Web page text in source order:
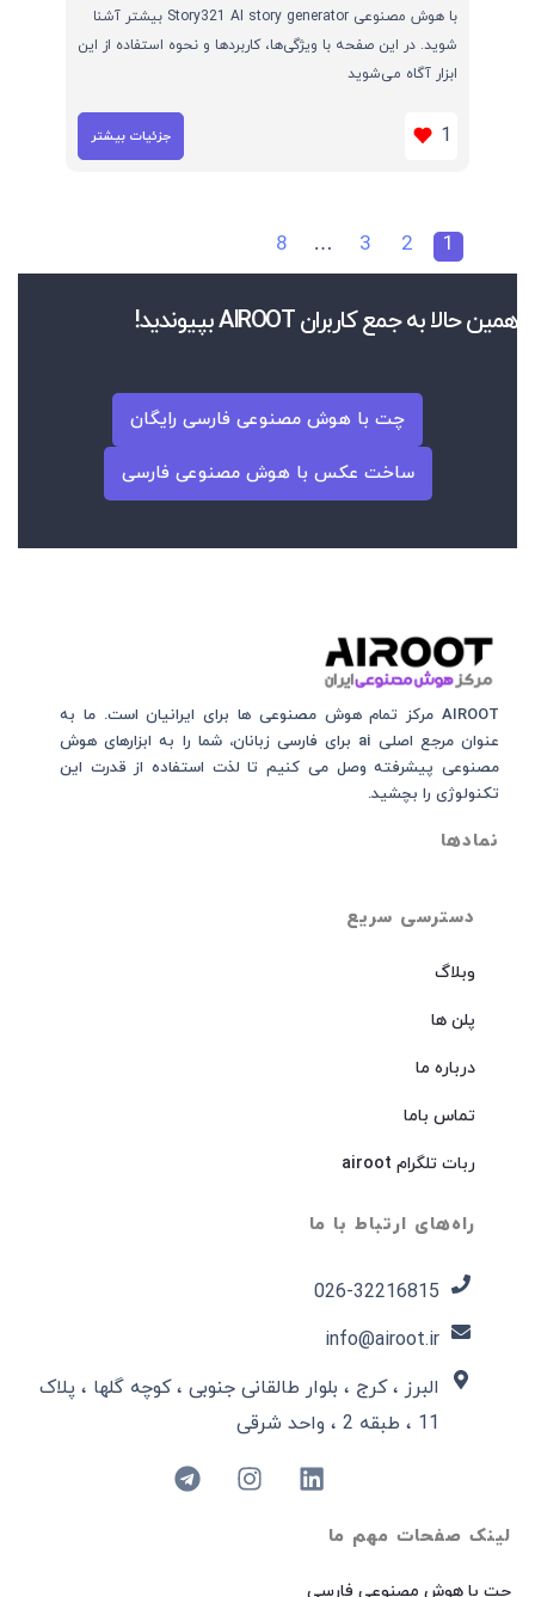
با هوش مصنوعی Story321 AI story generator بیشتر آشنا
شوید. در این صفحه با ویژگی‌ها، کاربردها و نحوه استفاده از این
ابزار آگاه می‌شوید
1 جزئیات بیشتر
1
2
3
…
8
همین حالا به جمع کاربران AIROOT بپیوندید!
چت با هوش مصنوعی فارسی رایگان
ساخت عکس با هوش مصنوعی فارسی
لینک صفحات مهم ما
چت با هوش مصنوعی فارسی
دسترسی سریع
وبلاگ
پلن ها
درباره ما
تماس باما
ربات تلگرام airoot
راه‌های ارتباط با ما
026-32216815​
info@airoot.ir
البرز ، کرج ، بلوار طالقانی جنوبی ، کوچه گلها ، پلاک
11 ، طبقه 2 ، واحد شرقی
AIROOT مرکز تمام هوش مصنوعی‌‌‌ ها برای ایرانیان است. ما به
عنوان مرجع اصلی ai برای فارسی زبانان، شما را به ابزارهای هوش
مصنوعی پیشرفته وصل می کنیم تا لذت استفاده از قدرت این
تکنولوژی را بچشید.
نمادها